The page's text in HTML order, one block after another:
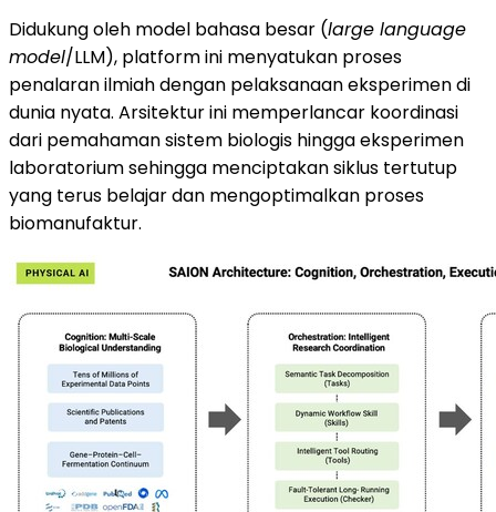
Didukung oleh model bahasa besar (large language
model/LLM), platform ini menyatukan proses
penalaran ilmiah dengan pelaksanaan eksperimen di
dunia nyata. Arsitektur ini memperlancar koordinasi
dari pemahaman sistem biologis hingga eksperimen
laboratorium sehingga menciptakan siklus tertutup
yang terus belajar dan mengoptimalkan proses
biomanufaktur.